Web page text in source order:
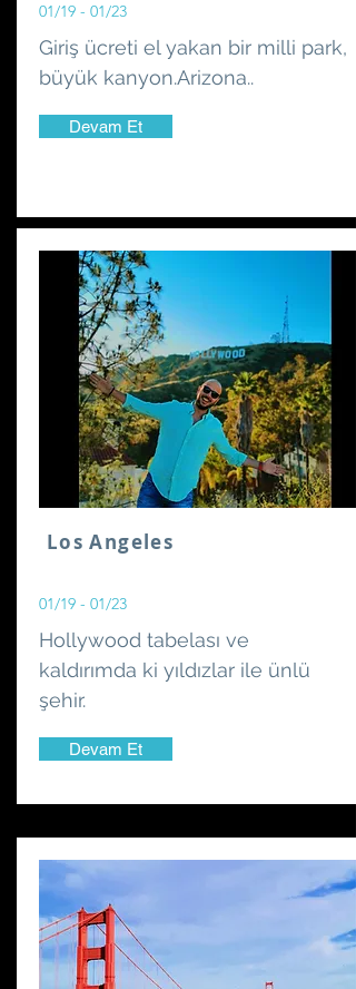
01/19 - 01/23
Giriş ücreti el yakan bir milli park,
büyük kanyon.Arizona..
Devam Et
Los Angeles
01/19 - 01/23
Hollywood tabelası ve
kaldırımda ki yıldızlar ile ünlü
şehir.
Devam Et